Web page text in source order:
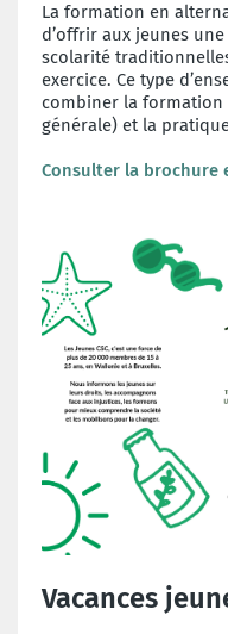
La formation en
d’offrir aux jeunes
scolarité
exercice. Ce type
combiner la
générale) et la
Consulter la brochure
Vacances